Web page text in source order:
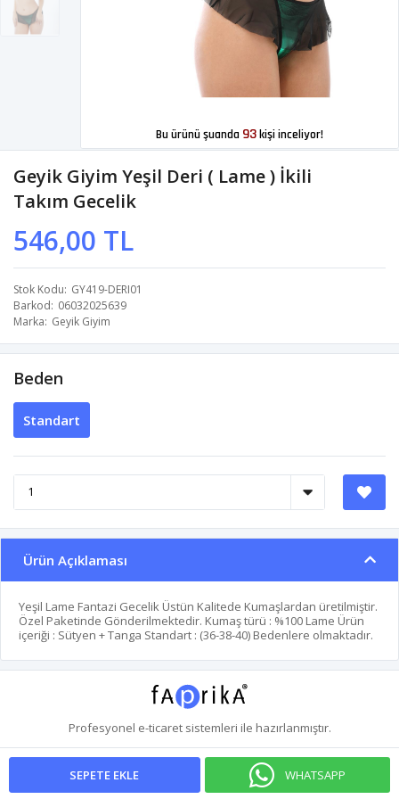
Bu ürünü şuanda 93kişi inceliyor!
Geyik Giyim Yeşil Deri ( Lame ) İkili
Takım Gecelik
546,00 TL
Stok Kodu GY419-DERI01
Barkod 06032025639
Marka Geyik Giyim
Beden
Standart
SEPETE EKLE WHATSAPP
Ürün Açıklaması
Yeşil Lame Fantazi Gecelik Üstün Kalitede Kumaşlardan üretilmiştir.
Özel Paketinde Gönderilmektedir. Kumaş türü : %100 Lame Ürün
içeriği : Sütyen + Tanga Standart : (36-38-40) Bedenlere olmaktadır.
Profesyonel e-ticaretsistemleri ile hazırlanmıştır.